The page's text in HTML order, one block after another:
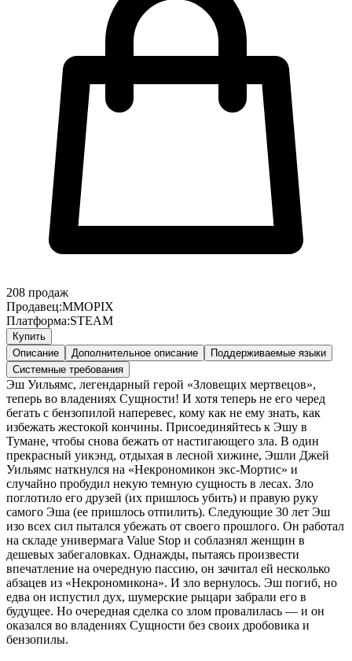
208 продаж
Продавец:MMOPIX
Платформа:STEAM
Купить
Описание
Дополнительное описание
Поддерживаемые языки
Системные требования
Эш Уильямс, легендарный герой «Зловещих мертвецов»,
теперь во владениях Сущности! И хотя теперь не его черед
бегать с бензопилой наперевес, кому как не ему знать, как
избежать жестокой кончины. Присоединяйтесь к Эшу в
Тумане, чтобы снова бежать от настигающего зла. В один
прекрасный уикэнд, отдыхая в лесной хижине, Эшли Джей
Уильямс наткнулся на «Некрономикон экс-Мортис» и
случайно пробудил некую темную сущность в лесах. Зло
поглотило его друзей (их пришлось убить) и правую руку
самого Эша (ее пришлось отпилить). Следующие 30 лет Эш
изо всех сил пытался убежать от своего прошлого. Он работал
на складе универмага Value Stop и соблазнял женщин в
дешевых забегаловках. Однажды, пытаясь произвести
впечатление на очередную пассию, он зачитал ей несколько
абзацев из «Некрономикона». И зло вернулось. Эш погиб, но
едва он испустил дух, шумерские рыцари забрали его в
будущее. Но очередная сделка со злом провалилась — и он
оказался во владениях Сущности без своих дробовика и
бензопилы.